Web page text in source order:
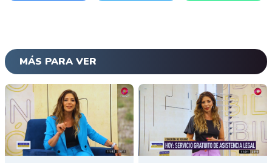
MÁS PARA VER